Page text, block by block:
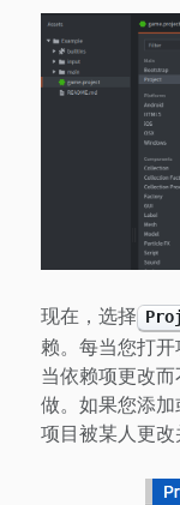
现在，选择
赖。每当您打
当依赖项更改
做。如果您添
项目被某人更改